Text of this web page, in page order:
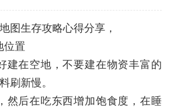
图生存攻略心得分享，
位置
在空地，不要建在物资丰富的
刷新慢。
后在吃东西增加饱食度，在睡